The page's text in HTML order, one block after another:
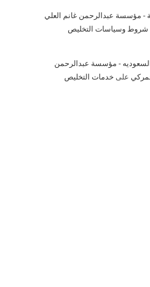
- مؤسسة عبدالرحمن غانم العلي
شروط وسياسات التخليص
- مؤسسة عبدالرحمن
على خدمات التخليص